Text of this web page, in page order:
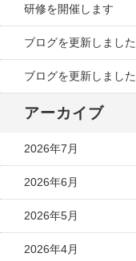
研修を開催します
ブログを更新しました
ブログを更新しました
アーカイブ
2026年7月
2026年6月
2026年5月
2026年4月